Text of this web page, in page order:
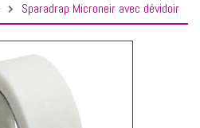
Sparadrap Microneir avec dévidoir